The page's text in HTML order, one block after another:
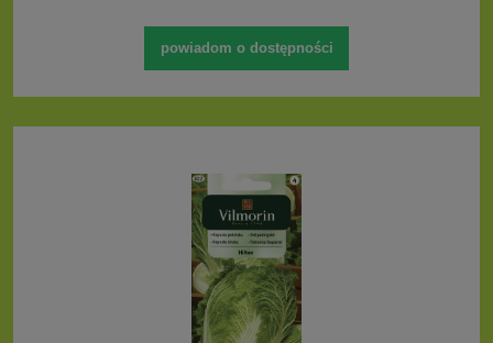
powiadom o dostępności